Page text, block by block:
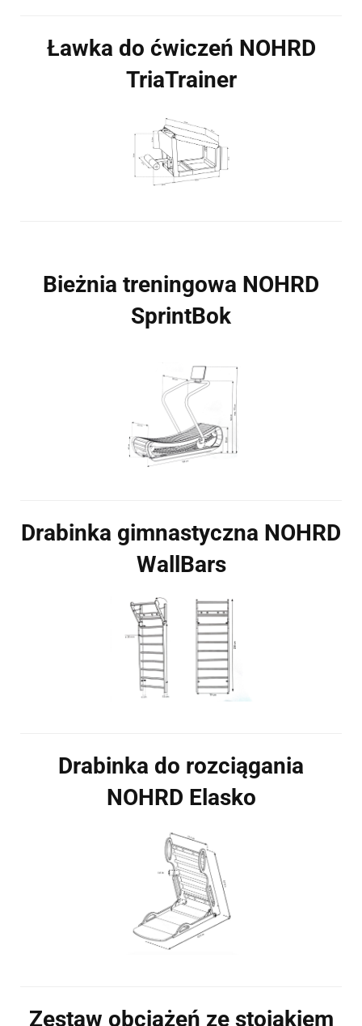
Ławka do ćwiczeń NOHRD
TriaTrainer
Bieżnia treningowa NOHRD
SprintBok
Drabinka gimnastyczna NOHRD
WallBars
Drabinka do rozciągania
NOHRD Elasko
Zestaw obciążeń ze stojakiem